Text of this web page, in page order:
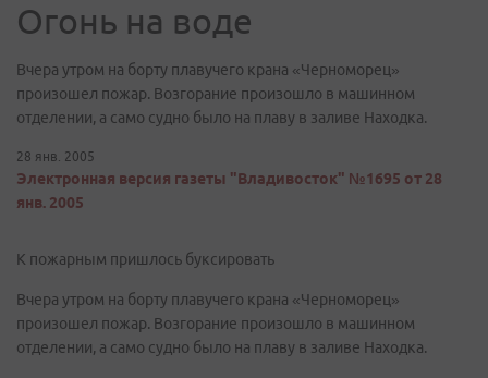
Огонь на воде
Вчера утром на борту плавучего крана «Черноморец»
произошел пожар. Возгорание произошло в машинном
отделении, а само судно было на плаву в заливе Находка.
28 янв. 2005
Электронная версия газеты "Владивосток" №1695 от 28
янв. 2005
К пожарным пришлось буксировать
Вчера утром на борту плавучего крана «Черноморец»
произошел пожар. Возгорание произошло в машинном
отделении, а само судно было на плаву в заливе Находка.